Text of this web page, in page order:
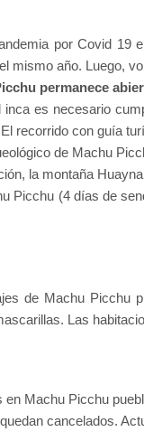
por Covid 19
mismo año. Luego,
permanece
inca es necesario
recorrido con guía
de Machu
la montaña
Picchu (4 días de
de Machu Picchu
Las
en Machu Picchu
cancelados.